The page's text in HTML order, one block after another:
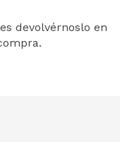
devolvérnoslo en